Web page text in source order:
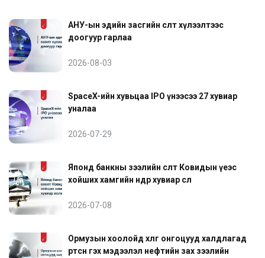
АНУ-ын эдийн засгийн өсөлт хүлээлтээс
доогуур гарлаа
2026-08-03
SpaceX-ийн хувьцаа IPO үнээсээ 27 хувиар
уналаа
2026-07-29
Японд банкны зээлийн өсөлт Ковидын үеэс
хойших хамгийн өндөр хувиар өслөө
2026-07-08
Ормузын хоолойд хөлөг онгоцууд халдлагад
өртсөн гэх мэдээлэл нефтийн зах зээлийн